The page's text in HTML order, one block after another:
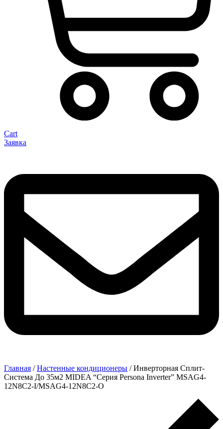
Cart
Заявка
Главная /Настенные кондиционеры / Инверторная Сплит-
Система До 35м2 MIDEA “Серия Persona Inverter” MSAG4-
12N8C2-I/MSAG4-12N8C2-O